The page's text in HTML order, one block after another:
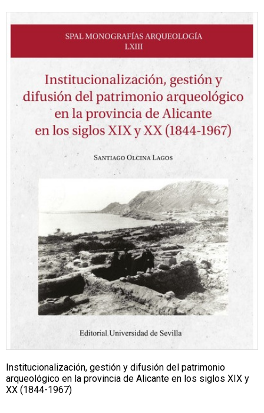
Institucionalización, gestión y difusión del patrimonio
arqueológico en la provincia de Alicante en los siglos XIX y
XX (1844-1967)